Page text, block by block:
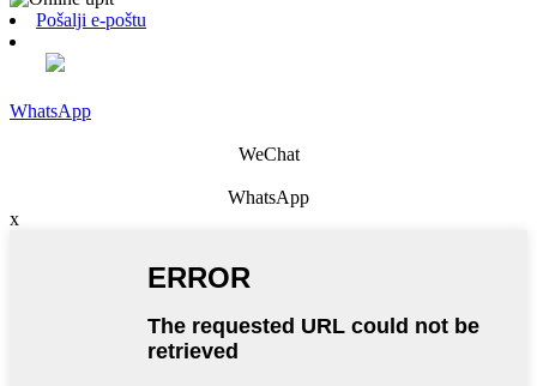
Pošalji e-poštu
WhatsApp
WeChat
WhatsApp
x